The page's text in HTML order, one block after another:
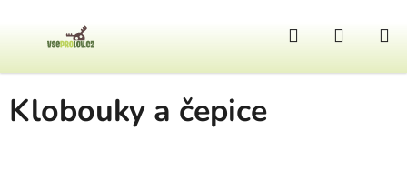
Hledat
Domů
Klobouky a čepice